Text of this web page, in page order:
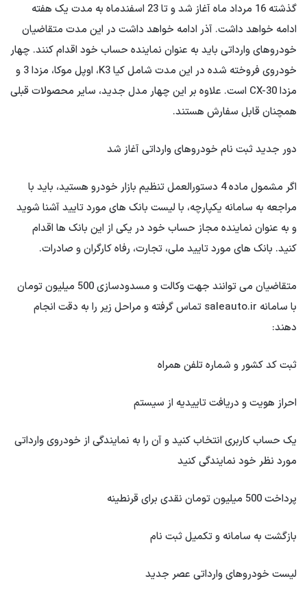
گذشته 16 مرداد ماه آغاز شد و تا 23 اسفندماه به مدت یک هفته
ادامه خواهد داشت. آذر ادامه خواهد داشت در این مدت متقاضیان
خودروهای وارداتی باید به عنوان نماینده حساب خود اقدام کنند. چهار
خودروی فروخته شده در این مدت شامل کیا K3، اوپل موکا، مزدا 3 و
مزدا CX-30 است. علاوه بر این چهار مدل جدید، سایر محصولات قبلی
همچنان قابل سفارش هستند.
دور جدید ثبت نام خودروهای وارداتی آغاز شد
اگر مشمول ماده 4 دستورالعمل تنظیم بازار خودرو هستید، باید با
مراجعه به سامانه یکپارچه، با لیست بانک های مورد تایید آشنا شوید
و به عنوان نماینده مجاز حساب خود در یکی از این بانک ها اقدام
کنید. بانک های مورد تایید ملی، تجارت، رفاه کارگران و صادرات.
متقاضیان می توانند جهت وکالت و مسدودسازی 500 میلیون تومان
با سامانه saleauto.ir تماس گرفته و مراحل زیر را به دقت انجام
دهند:
ثبت کد کشور و شماره تلفن همراه
احراز هویت و دریافت تاییدیه از سیستم
یک حساب کاربری انتخاب کنید و آن را به نمایندگی از خودروی وارداتی
مورد نظر خود نمایندگی کنید
پرداخت 500 میلیون تومان نقدی برای قرنطینه
بازگشت به سامانه و تکمیل ثبت نام
لیست خودروهای وارداتی عصر جدید